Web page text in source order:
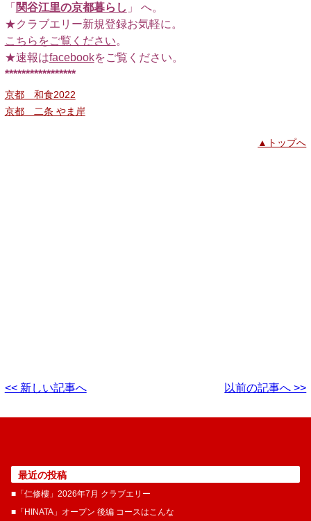
「 関谷江里の京都暮らし 」 へ。
★クラブエリー新規登録お気軽に。
こちらをご覧ください。
★速報はfacebookをご覧ください。
*****************
京都 和食2022
京都 二条 やま岸
▲トップへ
<< 新しい記事へ 以前の記事へ >>
最近の投稿
■「仁修樓」2026年7月 クラブエリー
■「HINATA」オープン 後編 コースはこんな